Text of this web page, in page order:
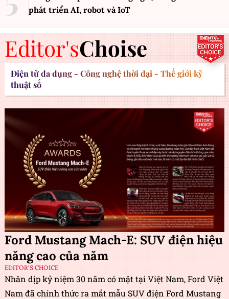
phát triển AI, robot và IoT
Editor'sChoise
Điện tử đa dụng - Công nghệ thời đại - Thế giới kỹ
thuật số
Ford Mustang Mach-E: SUV điện hiệu
năng cao của năm
EDITOR'S CHOICE
Nhân dịp kỷ niệm 30 năm có mặt tại Việt Nam, Ford Việt
Nam đã chính thức ra mắt mẫu SUV điện Ford Mustang